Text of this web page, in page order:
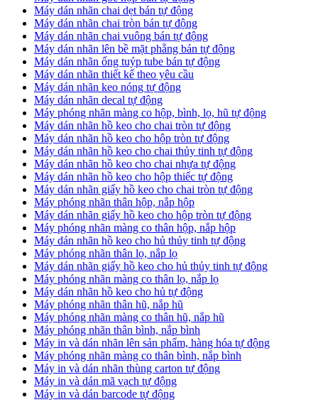
​Máy dán nhãn chai dẹt bán tự động
Máy dán nhãn chai tròn bán tự động
Máy dán nhãn chai vuông bán tự động
Máy dán nhãn lên bề mặt phẵng bán tự động
​Máy dán nhãn ống tuýp tube bán tự động
Máy dán nhãn thiết kế theo yêu cầu
​Máy dán nhãn keo nóng tự động
Máy dán nhãn decal tự động
Máy phóng nhãn màng co hộp, bình, lọ, hũ tự động
Máy dán nhãn hồ keo cho chai tròn tự động
Máy dán nhãn hồ keo cho hộp tròn tự động
Máy dán nhãn hồ keo cho chai thủy tinh tự động
Máy dán nhãn hồ keo cho chai nhựa tự động
Máy dán nhãn hồ keo cho hộp thiếc tự động
Máy dán nhãn giấy hồ keo cho chai tròn tự động
Máy phóng nhãn thân hộp, nắp hộp
Máy dán nhãn giấy hồ keo cho hộp tròn tự động
Máy phóng nhãn màng co thân hộp, nắp hộp
Máy dán nhãn hồ keo cho hủ thủy tinh tự động
Máy phóng nhãn thân lọ, nắp lọ
Máy dán nhãn giấy hồ keo cho hủ thủy tinh tự động
Máy phóng nhãn màng co thân lọ, nắp lọ
Máy dán nhãn hồ keo cho hủ tự động
Máy phóng nhãn thân hũ, nắp hũ
Máy phóng nhãn màng co thân hũ, nắp hũ
Máy phóng nhãn thân bình, nắp bình
Máy in và dán nhãn lên sản phẩm, hàng hóa tự động
Máy phóng nhãn màng co thân bình, nắp bình
Máy in và dán nhãn thùng carton tự động
Máy in và dán mã vạch tự động
Máy in và dán barcode tự động